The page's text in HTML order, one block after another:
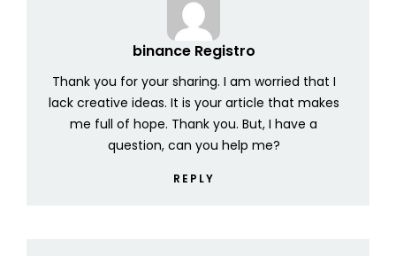
binance Registro
Thank you for your sharing. I am worried that I
lack creative ideas. It is your article that makes
me full of hope. Thank you. But, I have a
question, can you help me?
REPLY